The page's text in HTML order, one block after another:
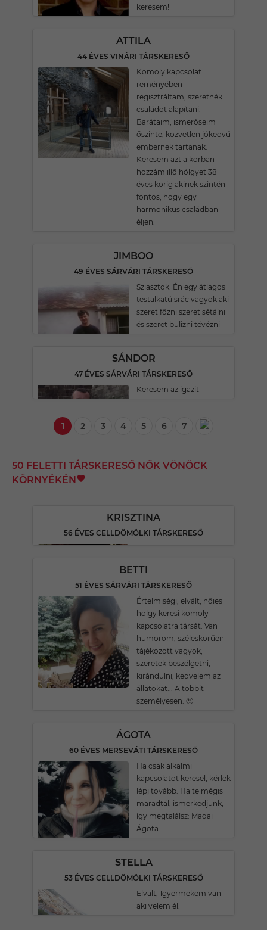
keresem!
ATTILA
44 ÉVES VINÁRI TÁRSKERESŐ
Komoly kapcsolat
reményében
regisztráltam, szeretnék
családot alapítani.
Barátaim, ismerőseim
őszinte, közvetlen jókedvű
embernek tartanak.
Keresem azt a korban
hozzám illő hölgyet 38
éves korig akinek szintén
fontos, hogy egy
harmonikus családban
éljen.
JIMBOO
49 ÉVES SÁRVÁRI TÁRSKERESŐ
Sziasztok. Én egy átlagos
testalkatú srác vagyok aki
szeret főzni szeret sétálni
és szeret bulizni tévézni
SÁNDOR
47 ÉVES SÁRVÁRI TÁRSKERESŐ
Keresem az igazit
1 2 3 4 5 6 7
50 FELETTI TÁRSKERESŐ NŐK VÖNÖCK
KÖRNYÉKÉN
KRISZTINA
56 ÉVES CELLDÖMÖLKI TÁRSKERESŐ
BETTI
51 ÉVES SÁRVÁRI TÁRSKERESŐ
Értelmiségi, elvált, nőies
hölgy keresi komoly
kapcsolatra társát. Van
humorom, széleskörűen
tájékozott vagyok,
szeretek beszélgetni,
kirándulni, kedvelem az
állatokat... A többit
személyesen. 🙂
ÁGOTA
60 ÉVES MERSEVÁTI TÁRSKERESŐ
Ha csak alkalmi
kapcsolatot keresel, kérlek
lépj tovább. Ha te mégis
maradtál, ismerkedjünk,
így megtalálsz: Madai
Ágota
STELLA
53 ÉVES CELLDÖMÖLKI TÁRSKERESŐ
Elvalt, 1gyermekem van
aki velem él.